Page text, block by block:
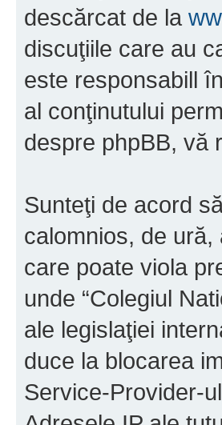
descărcat de la
discuţiile care au
este responsabill
al conţinutului
despre phpBB, vă
Sunteţi de acord
calomnios, de
care poate viola
unde “Colegiul
ale legislaţiei
duce la blocarea
Service-Provider-